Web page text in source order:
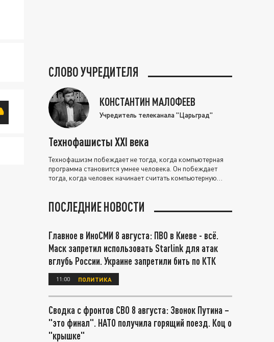
СЛОВО УЧРЕДИТЕЛЯ
КОНСТАНТИН МАЛОФЕЕВ
Учредитель телеканала "Царьград"
Технофашисты XXI века
Технофашизм побеждает не тогда, когда компьютерная
программа становится умнее человека. Он побеждает
тогда, когда человек начинает считать компьютерную
ПОСЛЕДНИЕ НОВОСТИ
Главное в ИноСМИ 8 августа: ПВО в Киеве - всё.
Маск запретил использовать Starlink для атак
вглубь России. Украине запретили бить по КТК
11:00 ПОЛИТИКА
Сводка с фронтов СВО 8 августа: Звонок Путина –
"это финал". НАТО получила горящий поезд. Коц о
"крышке"